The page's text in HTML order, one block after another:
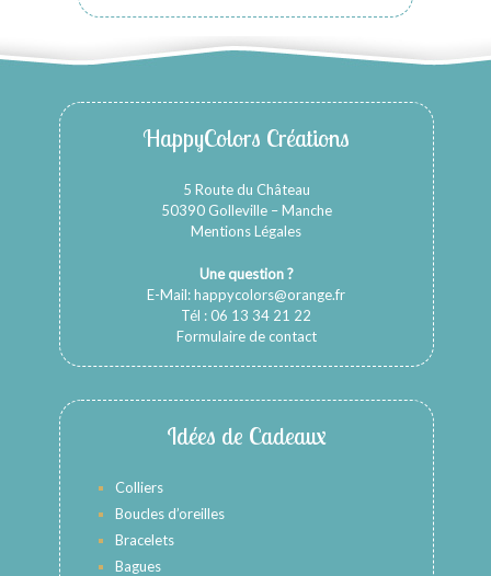
HappyColors Créations
5 Route du Château
50390 Golleville – Manche
Mentions Légales
Une question ?
E-Mail:happycolors@orange.fr
Tél : 06 13 34 21 22
Formulaire de contact
Idées de Cadeaux
Colliers
Boucles d’oreilles
Bracelets
Bagues